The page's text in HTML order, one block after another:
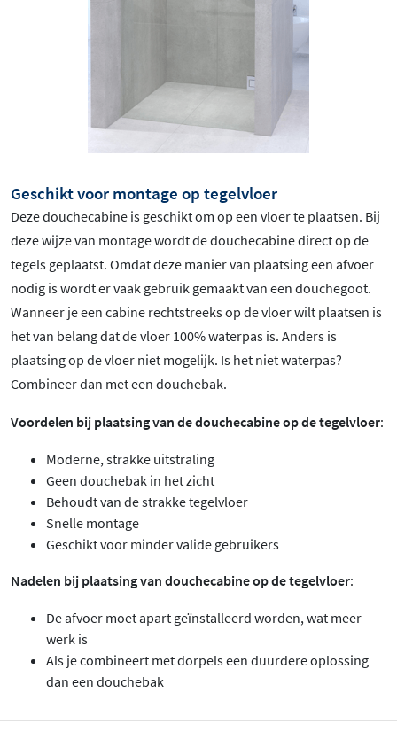
Geschikt voor montage op tegelvloer
Deze douchecabine is geschikt om op een vloer te plaatsen. Bij
deze wijze van montage wordt de douchecabine direct op de
tegels geplaatst. Omdat deze manier van plaatsing een afvoer
nodig is wordt er vaak gebruik gemaakt van een douchegoot.
Wanneer je een cabine rechtstreeks op de vloer wilt plaatsen is
het van belang dat de vloer 100% waterpas is. Anders is
plaatsing op de vloer niet mogelijk. Is het niet waterpas?
Combineer dan met een douchebak.
Voordelen bij plaatsing van de douchecabine op de tegelvloer:
Moderne, strakke uitstraling
Geen douchebak in het zicht
Behoudt van de strakke tegelvloer
Snelle montage
Geschikt voor minder valide gebruikers
Nadelen bij plaatsing van douchecabine op de tegelvloer:
De afvoer moet apart geïnstalleerd worden, wat meer
werk is
Als je combineert met dorpels een duurdere oplossing
dan een douchebak